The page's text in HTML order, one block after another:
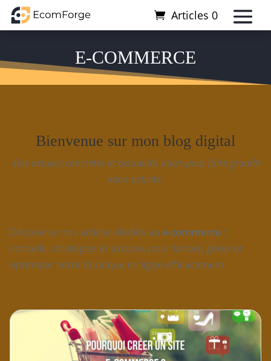
Articles 0
E-COMMERCE
Bienvenue sur mon blog digital
Des astuces concrètes et actualités utiles pour faire grandir
votre activité.
Découvrez nos articles dédiés au e-commerce :
conseils, stratégies et astuces pour lancer, gérer et
optimiser votre boutique en ligne efficacement.